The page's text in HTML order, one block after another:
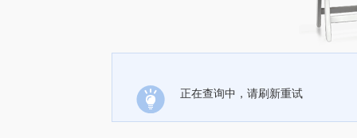
正在查询中，请刷新重试